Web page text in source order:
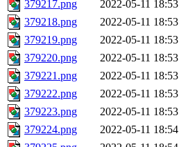
379217.png 2022-05-11 18:53
379218.png
2022-05-11 18:53
379219.png
2022-05-11 18:53
379220.png
2022-05-11 18:53
379221.png
2022-05-11 18:53
379222.png
2022-05-11 18:53
379223.png
2022-05-11 18:53
379224.png
2022-05-11 18:54